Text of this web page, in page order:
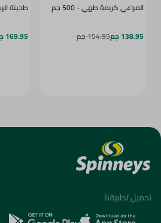
المراعي كريمة طهي - 500 جم
138.95 جم 154.95 جم
طحينة
169.95 جم
تحميل تطبيقنا